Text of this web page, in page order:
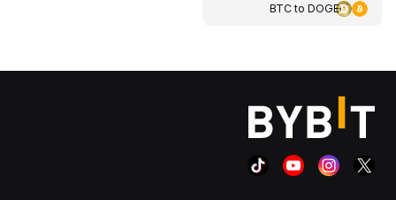
BTCtoDOGE